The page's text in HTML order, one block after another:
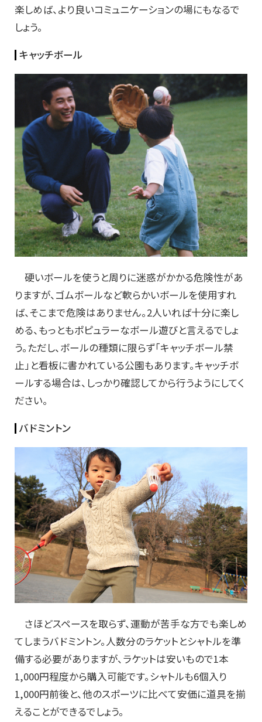
楽しめば、より良いコミュニケーションの場にもなるで
しょう。
キャッチボール
硬いボールを使うと周りに迷惑がかかる危険性があ
りますが、ゴムボールなど軟らかいボールを使用すれ
ば、そこまで危険はありません。2人いれば十分に楽し
める、もっともポピュラーなボール遊びと言えるでしょ
う。ただし、ボールの種類に限らず「キャッチボール禁
止」と看板に書かれている公園もあります。キャッチボ
ールする場合は、しっかり確認してから行うようにしてく
ださい。
バドミントン
さほどスペースを取らず、運動が苦手な方でも楽しめ
てしまうバドミントン。人数分のラケットとシャトルを準
備する必要がありますが、ラケットは安いもので1本
1,000円程度から購入可能です。シャトルも6個入り
1,000円前後と、他のスポーツに比べて安価に道具を揃
えることができるでしょう。